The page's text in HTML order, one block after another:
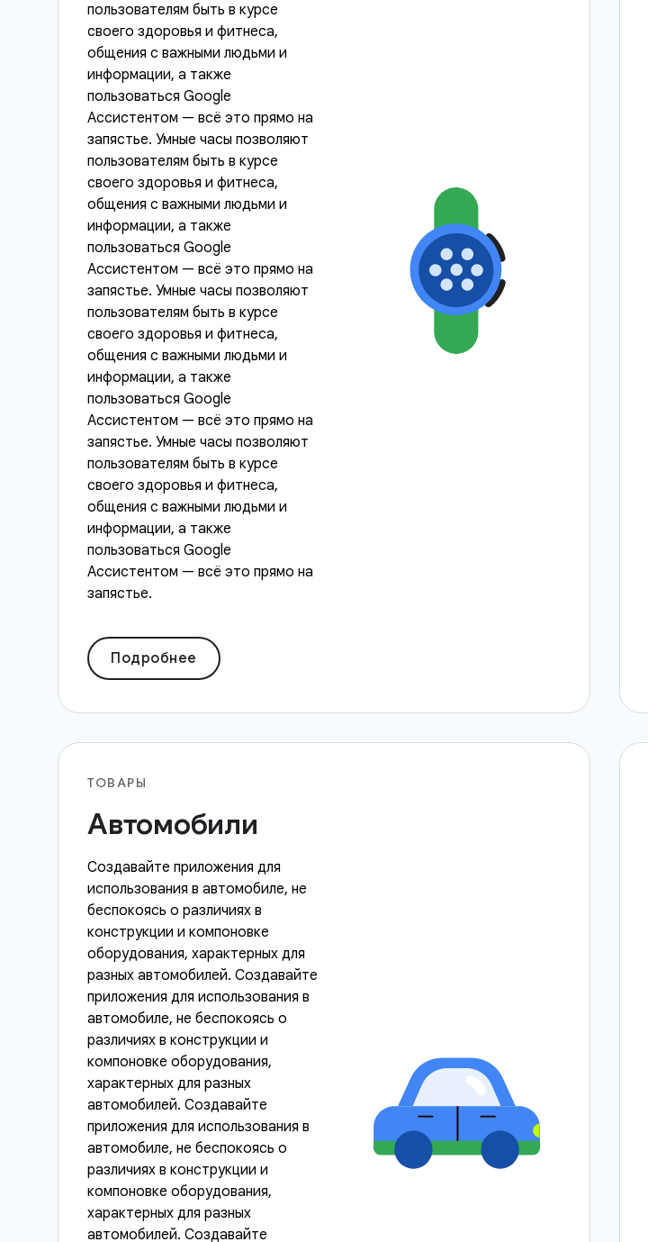
пользователям быть в курсе
своего здоровья и фитнеса,
общения с важными людьми и
информации, а также
пользоваться Google
Ассистентом — всё это прямо на
запястье. Умные часы позволяют
пользователям быть в курсе
своего здоровья и фитнеса,
общения с важными людьми и
информации, а также
пользоваться Google
Ассистентом — всё это прямо на
запястье. Умные часы позволяют
пользователям быть в курсе
своего здоровья и фитнеса,
общения с важными людьми и
информации, а также
пользоваться Google
Ассистентом — всё это прямо на
запястье. Умные часы позволяют
пользователям быть в курсе
своего здоровья и фитнеса,
общения с важными людьми и
информации, а также
пользоваться Google
Ассистентом — всё это прямо на
запястье.
Подробнее
ТОВАРЫ
Автомобили
Создавайте приложения для
использования в автомобиле, не
беспокоясь о различиях в
конструкции и компоновке
оборудования, характерных для
разных автомобилей. Создавайте
приложения для использования в
автомобиле, не беспокоясь о
различиях в конструкции и
компоновке оборудования,
характерных для разных
автомобилей. Создавайте
приложения для использования в
автомобиле, не беспокоясь о
различиях в конструкции и
компоновке оборудования,
характерных для разных
автомобилей. Создавайте